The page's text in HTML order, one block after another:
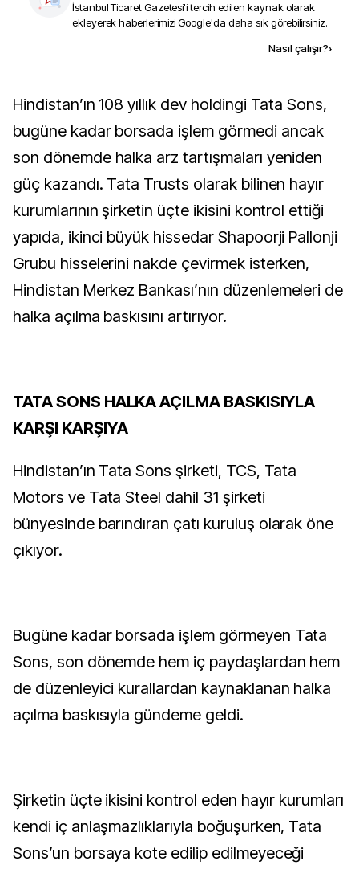
İstanbul Ticaret Gazetesi'i tercih edilen kaynak olarak
ekleyerek haberlerimizi Google'da daha sık görebilirsiniz.
Nasıl çalışır?›
Hindistan’ın 108 yıllık dev holdingi Tata Sons,
bugüne kadar borsada işlem görmedi ancak
son dönemde halka arz tartışmaları yeniden
güç kazandı. Tata Trusts olarak bilinen hayır
kurumlarının şirketin üçte ikisini kontrol ettiği
yapıda, ikinci büyük hissedar Shapoorji Pallonji
Grubu hisselerini nakde çevirmek isterken,
Hindistan Merkez Bankası’nın düzenlemeleri de
halka açılma baskısını artırıyor.
TATA SONS HALKA AÇILMA BASKISIYLA
KARŞI KARŞIYA
Hindistan’ın Tata Sons şirketi, TCS, Tata
Motors ve Tata Steel dahil 31 şirketi
bünyesinde barındıran çatı kuruluş olarak öne
çıkıyor.
Bugüne kadar borsada işlem görmeyen Tata
Sons, son dönemde hem iç paydaşlardan hem
de düzenleyici kurallardan kaynaklanan halka
açılma baskısıyla gündeme geldi.
Şirketin üçte ikisini kontrol eden hayır kurumları
kendi iç anlaşmazlıklarıyla boğuşurken, Tata
Sons’un borsaya kote edilip edilmeyeceği